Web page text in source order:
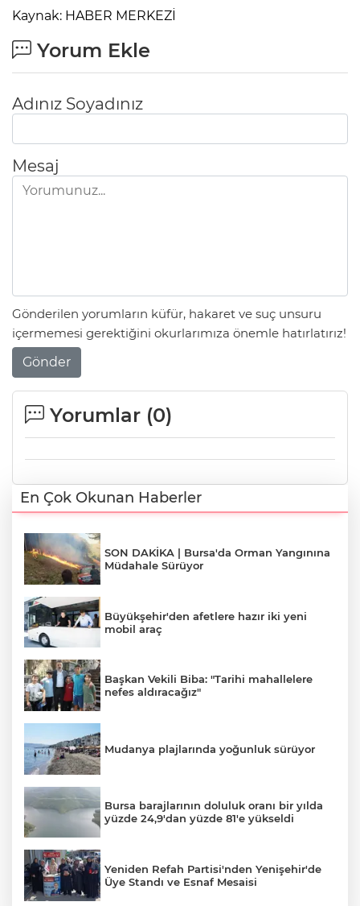
Kaynak: HABER MERKEZİ
Yorum Ekle
Adınız Soyadınız
Mesaj
Gönderilen yorumların küfür, hakaret ve suç unsuru
içermemesi gerektiğini okurlarımıza önemle hatırlatırız!
Gönder
Yorumlar (0)
En Çok Okunan Haberler
SON DAKİKA | Bursa'da Orman Yangınına
Müdahale Sürüyor
Büyükşehir'den afetlere hazır iki yeni
mobil araç
Başkan Vekili Biba: "Tarihi mahallelere
nefes aldıracağız"
Mudanya plajlarında yoğunluk sürüyor
Bursa barajlarının doluluk oranı bir yılda
yüzde 24,9'dan yüzde 81'e yükseldi
Yeniden Refah Partisi'nden Yenişehir'de
Üye Standı ve Esnaf Mesaisi